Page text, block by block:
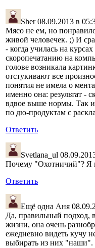
Sher 08.09.2013 в
Мясо не ем, но
живой человечек. ;) И
- когда училась на
скоропечатанию на
голове возникала
отстукивают все
понятия не имела о
именно она: результат -
вдвое выше нормы. Так
по дю-продуктам с
Ответить
Svetlana_ul
Почему "Охотничий"? Я
Ответить
Ещё одна Аня
Да, правильный подход,
жизни, она очень
ежедневно видеть кучу
выбирать из них "наши".